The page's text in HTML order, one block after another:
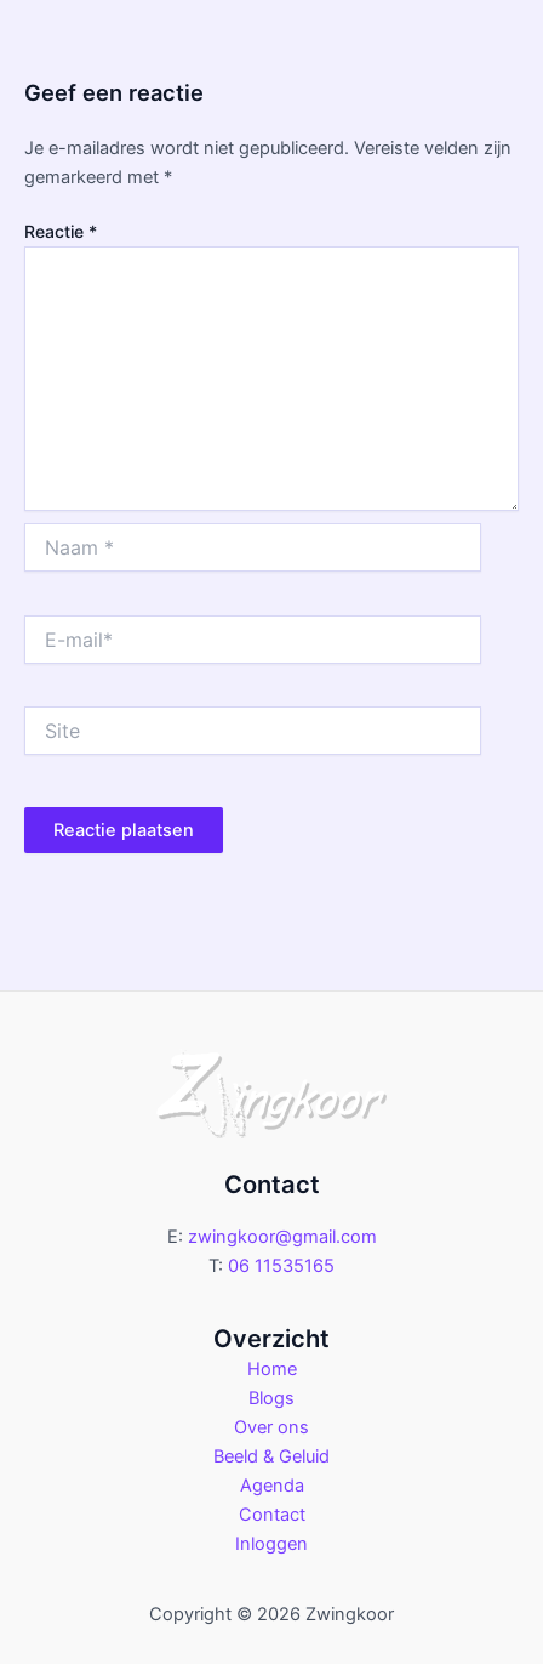
Geef een reactie
Je e-mailadres wordt niet gepubliceerd. Vereiste velden zijn
gemarkeerd met *
Reactie *
mail*
Contact
E: zwingkoor@gmail.com
T: 06 11535165
Overzicht
Home
Blogs
Over ons
Beeld & Geluid
Agenda
Contact
Inloggen
Copyright © 2026 Zwingkoor